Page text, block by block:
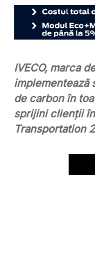
IVECO, marca
implementează
de carbon în
sprijini clienții
Transportation